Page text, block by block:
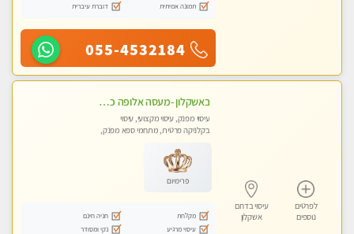
תמונה אמיתית
דוברת עיברית
055-4532184
לפרטים
נוספים
עיסוי בדרום
אשקלון
באשקלון -מעסה אלופה כל סוגי העיסויים מעסה מקצועית ואיכותית פרטי!!
עיסוי מפנק, עיסוי מקצועי, עיסוי
בקלניקה פרטית, מתחמי ספא מפנק,
פרימיום
מקלחת
חניה חינם
עיסוי מרגיע
נקי ומסודר